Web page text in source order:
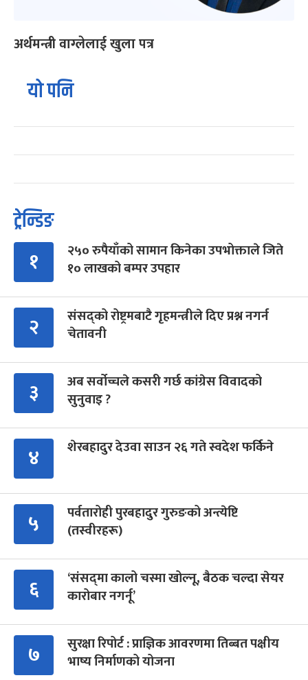
अर्थमन्त्री वाग्लेलाई खुला पत्र
यो पनि
ट्रेन्डिङ
१
२५० रुपैयाँको सामान किनेका उपभोक्ताले जिते
१० लाखको बम्पर उपहार
२
संसद्को रोष्ट्रमबाटै गृहमन्त्रीले दिए प्रश्न नगर्न
चेतावनी
३
अब सर्वोच्चले कसरी गर्छ कांग्रेस विवादको
सुनुवाइ ?
४ शेरबहादुर देउवा साउन २६ गते स्वदेश फर्किने
५
पर्वतारोही पुरबहादुर गुरुङको अन्त्येष्टि
(तस्वीरहरू)
६
‘संसद्‍मा कालो चस्मा खोल्नू, बैठक चल्दा सेयर
कारोबार नगर्नू’
७
सुरक्षा रिपोर्ट : प्राज्ञिक आवरणमा तिब्बत पक्षीय
भाष्य निर्माणको योजना